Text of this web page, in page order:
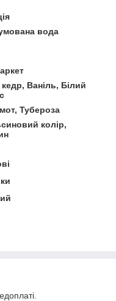
вода
Ваніль, Білий
Тубероза
колір,